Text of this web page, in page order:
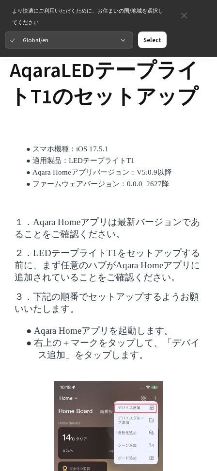
より快適にご利用いただくために、お住まいの国/地域を選択し
てください
Global/en Select
AqaraLEDテープライ
トT1のセットアップ
● スマホ機種： iOS 17.5.1
● 適用製品： LEDテープライトT1
● Aqara Homeアプリバージョン：V5.0.9以降
● ファームウェアバージョン： 0.0.0_2627降
１． Aqara Homeアプリは最新バージョンであ
ることをご確認ください。
２． LEDテープライトT1をセットアップする
前に、まず任意のハブがAqara Homeアプリに
追加されていることをご確認ください。
３．下記の順番でセットアップするようお願
いいたします。
● Aqara Homeアプリを起動します。
● 右上の＋マークをタップして、「デバイ
ス追加」をタップします。